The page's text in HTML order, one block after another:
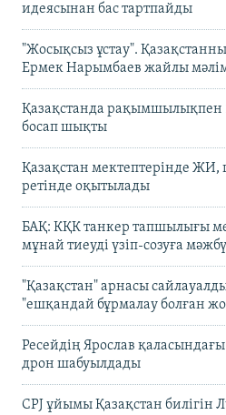
идеясынан бас тартпайды
"Жосықсыз ұстау".
Ермек Нарымбаев жайлы
Қазақстанда рақымшылықпен
босап шықты
Қазақстан мектептерінде ЖИ,
ретінде оқытылады
БАҚ: КҚК танкер тапшылығы
мұнай тиеуді үзіп-созуға
"Қазақстан" арнасы
"ешқандай бұрмалау болған
Ресейдің Ярослав
дрон шабуылдады
CPJ ұйымы Қазақстан билігін